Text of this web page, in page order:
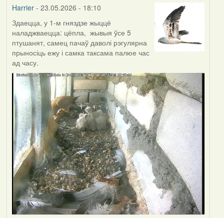
Harrier- 23.05.2026 - 18:10
Здаецца, у 1-м гняздзе жыццё
наладжваецца: цёпла, жывыя ўсе 5
птушанят, самец пачаў даволі рэгулярна
прыносіць ежу і самка таксама палюе час
ад часу.